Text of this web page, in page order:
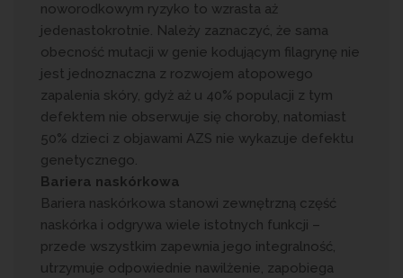
noworodkowym ryzyko to wzrasta aż
jedenastokrotnie. Należy zaznaczyć, że sama
obecność mutacji w genie kodującym filagrynę nie
jest jednoznaczna z rozwojem atopowego
zapalenia skóry, gdyż aż u 40% populacji z tym
defektem nie obserwuje się choroby, natomiast
50% dzieci z objawami AZS nie wykazuje defektu
genetycznego.
Bariera naskórkowa
Bariera naskórkowa stanowi zewnętrzną część
naskórka i odgrywa wiele istotnych funkcji –
przede wszystkim zapewnia jego integralność,
utrzymuje odpowiednie nawilżenie, zapobiega